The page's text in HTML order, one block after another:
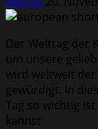
Der Welttag der
um unsere
wird weltweit der
gewürdigt. In
Tag so wichtig
kannst.